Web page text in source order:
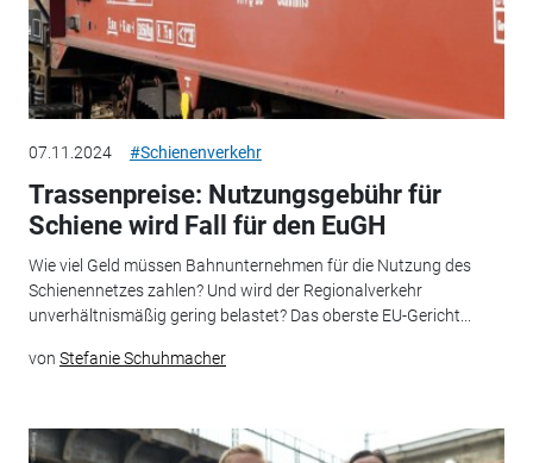
07.11.2024 #Schienenverkehr
Trassenpreise: Nutzungsgebühr für
Schiene wird Fall für den EuGH
Wie viel Geld müssen Bahnunternehmen für die Nutzung des
Schienennetzes zahlen? Und wird der Regionalverkehr
unverhältnismäßig gering belastet? Das oberste EU-Gericht...
von Stefanie Schuhmacher